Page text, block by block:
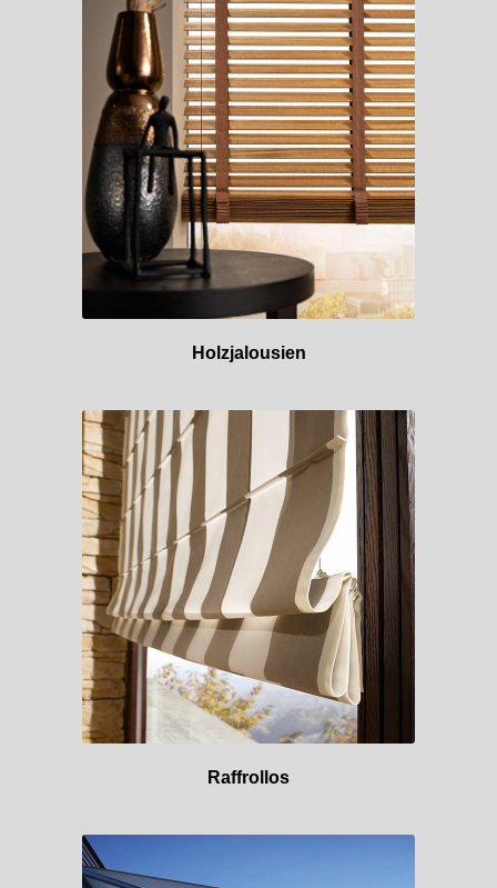
Holzjalousien
Raffrollos